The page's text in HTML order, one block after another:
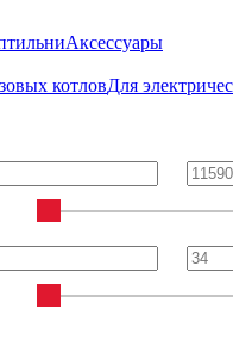
Аксессуары
котловДля